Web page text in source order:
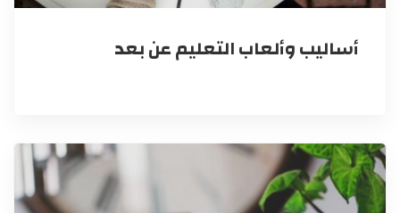
أساليب وألعاب التعليم عن بعد